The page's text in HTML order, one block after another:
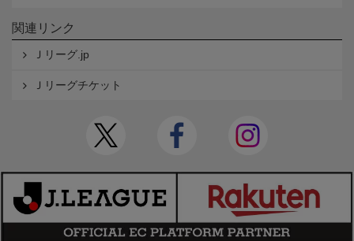
関連リンク
Ｊリーグ.jp
Ｊリーグチケット